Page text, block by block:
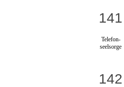
141
Telefon-
seelsorge
142